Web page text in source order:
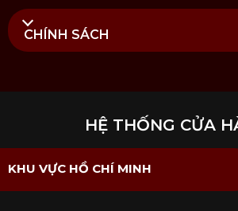
CHÍNH SÁCH
HỆ THỐNG CỬA
KHU VỰC HỒ CHÍ MINH